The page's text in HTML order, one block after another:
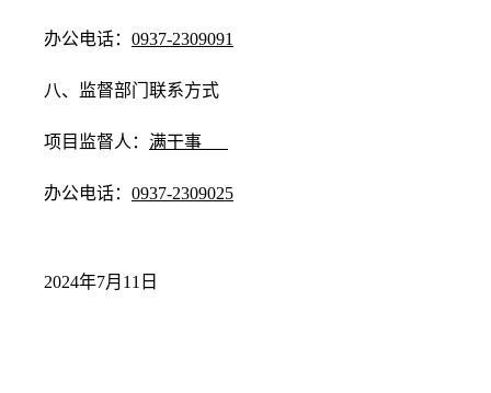
办公电话： 0937-2309091
八、监督部门联系方式
项目监督人： 满干事
办公电话： 0937-2309025
2024年7月11日